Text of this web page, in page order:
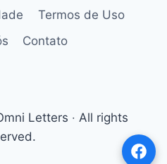
Termos de Uso
Contato
Letters ‧ All rights